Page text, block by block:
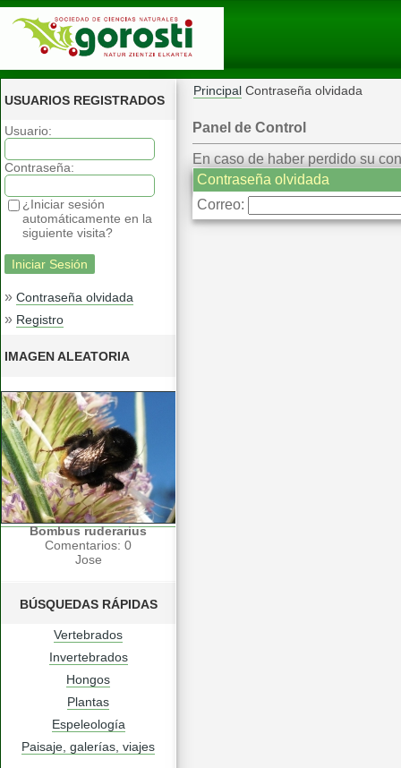
USUARIOS REGISTRADOS
Usuario:
Contraseña:
¿Iniciar sesión
automáticamente en la
siguiente visita?
» Contraseña olvidada
» Registro
IMAGEN ALEATORIA
Bombus ruderarius
Comentarios: 0
Jose
BÚSQUEDAS RÁPIDAS
Vertebrados
Invertebrados
Hongos
Plantas
Espeleología
Paisaje, galerías, viajes
Principal Contraseña olvidada
Panel de Control
En caso de haber perdido su
Contraseña olvidada
Correo: